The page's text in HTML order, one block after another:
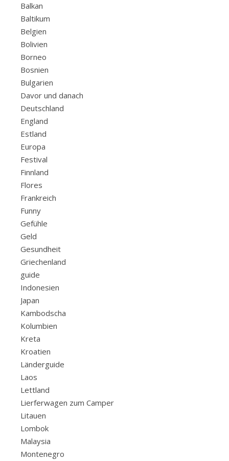
Balkan
Baltikum
Belgien
Bolivien
Borneo
Bosnien
Bulgarien
Davor und danach
Deutschland
England
Estland
Europa
Festival
Finnland
Flores
Frankreich
Funny
Gefühle
Geld
Gesundheit
Griechenland
guide
Indonesien
Japan
Kambodscha
Kolumbien
Kreta
Kroatien
Länderguide
Laos
Lettland
Lierferwagen zum Camper
Litauen
Lombok
Malaysia
Montenegro